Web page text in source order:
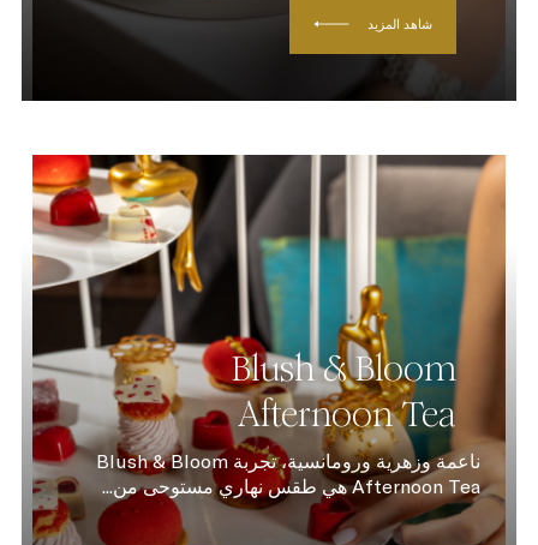
شاهد المزيد
Blush & Bloom
Afternoon Tea
ناعمة وزهرية ورومانسية، تجربة Blush & Bloom
Afternoon Tea هي طقس نهاري مستوحى من...